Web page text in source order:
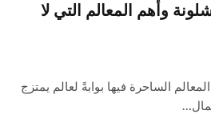
وأهم المعالم التي لا
الساحرة فيها بوابةً لعالم يمتزج